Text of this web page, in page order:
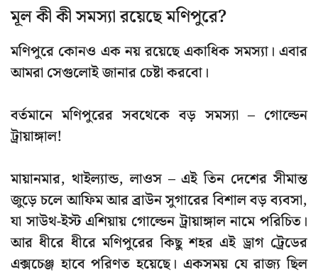
মূল কী কী সমস্যা রয়েছে মণিপুরে?
মণিপুরে কোনও এক নয় রয়েছে একাধিক সমস্যা। এবার
আমরা সেগুলোই জানার চেষ্টা করবো।
বর্তমানে মণিপুরের সবথেকে বড় সমস্যা – গোল্ডেন
ট্রায়াঙ্গাল!
মায়ানমার, থাইল্যান্ড, লাওস – এই তিন দেশের সীমান্ত
জুড়ে চলে আফিম আর ব্রাউন সুগারের বিশাল বড় ব্যবসা,
যা সাউথ-ইস্ট এশিয়ায় গোল্ডেন ট্রায়াঙ্গালনামে পরিচিত।
আর ধীরে ধীরে মণিপুরের কিছু শহর এই ড্রাগ ট্রেডের
এক্সচেঞ্জ হাবে পরিণত হয়েছে। একসময় যে রাজ্য ছিল